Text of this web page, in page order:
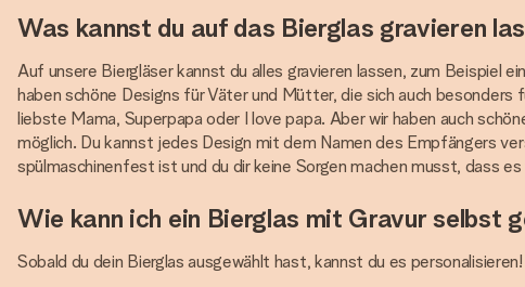
Was kannst du auf das Bierglas gravieren
Auf unsere Biergläser kannst du alles gravieren lassen, zum Beispiel
haben schöne Designs für Väter und Mütter, die sich auch
liebste Mama, Superpapa oder I love papa. Aber wir haben auch
möglich. Du kannst jedes Design mit dem Namen des Empfängers
spülmaschinenfest ist und du dir keine Sorgen machen musst, dass
Wie kann ich ein Bierglas mit Gravur selbst
Sobald du dein Bierglas ausgewählt hast, kannst du es